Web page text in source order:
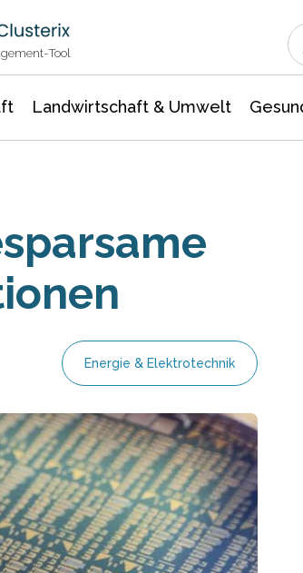
Tool
Landwirtschaft & Umwelt
Energie & Elektrotechnik